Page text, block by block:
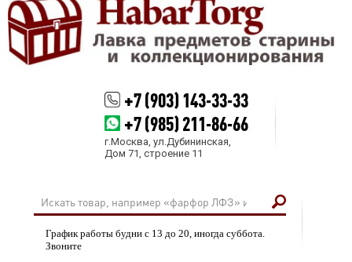
+7 (903) 143-33-33
+7 (985) 211-86-66
г.Москва, ул.Дубининская,
Дом 71, строение 11
График работы будни с 13 до 20, иногда суббота.
Звоните